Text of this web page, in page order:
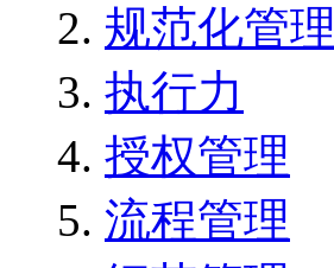
规范化管理
执行力
授权管理
流程管理